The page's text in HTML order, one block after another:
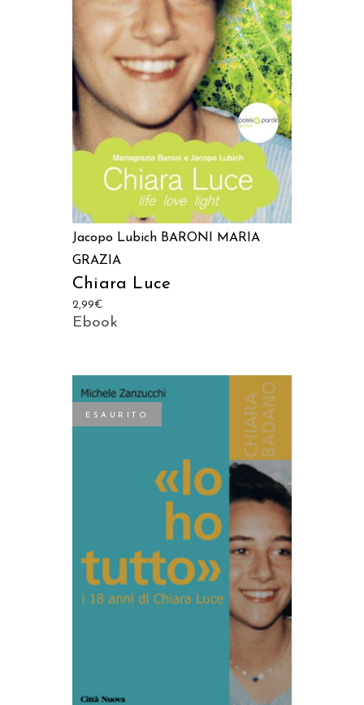
AGGIUNGI AL CARRELLO
Jacopo Lubich BARONI MARIA
GRAZIA
Chiara Luce
2,99€
Ebook
ESAURITO
LEGGI TUTTO